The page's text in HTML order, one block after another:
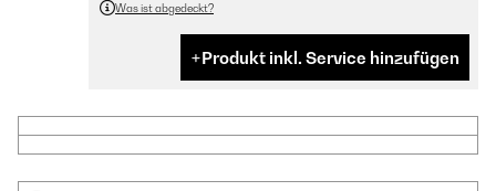
Was ist abgedeckt?
Produkt inkl. Service hinzufügen